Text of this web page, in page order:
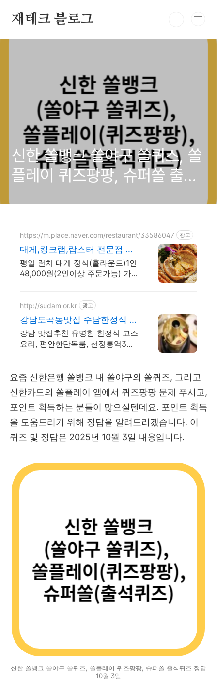
재테크 블로그
신한 쏠뱅크 쏠야구 쏠퀴즈, 쏠
플레이 퀴즈팡팡, 슈퍼쏠 출석
https://m.place.naver.com/restaurant/33586047 광고
대게,킹크랩,랍스터 전문점 특
별하게 즐길 수 있는 메뉴
평일 런치 대게 정식(홀라운드)1인
48,000원(2인이상 주문가능) 가족
와 장소
http://sudam.or.kr 광고
강남도곡동맛집 수담한정식 강
남 NO.1고급한정식 맛집
강남 맛집추천 유명한 한정식 코스
요리, 편안한단독룸, 선정릉역3번
요즘 신한은행 쏠뱅크 내 쏠야구의 쏠퀴즈, 그리고
신한카드의 쏠플레이 앱에서 퀴즈팡팡 문제 푸시고,
포인트 획득하는 분들이 많으실텐데요. 포인트 획득
을 도움드리기 위해 정답을 알려드리겠습니다. 이
퀴즈 및 정답은 2025년 10월 3일 내용입니다.
신한 쏠뱅크 쏠야구 쏠퀴즈, 쏠플레이 퀴즈팡팡, 슈퍼쏠 출석퀴즈 정답
10월 3일